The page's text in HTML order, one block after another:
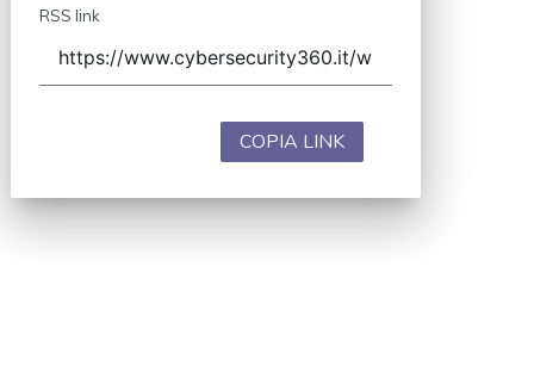
RSS link
COPIA LINK